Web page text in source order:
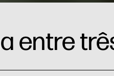
entre